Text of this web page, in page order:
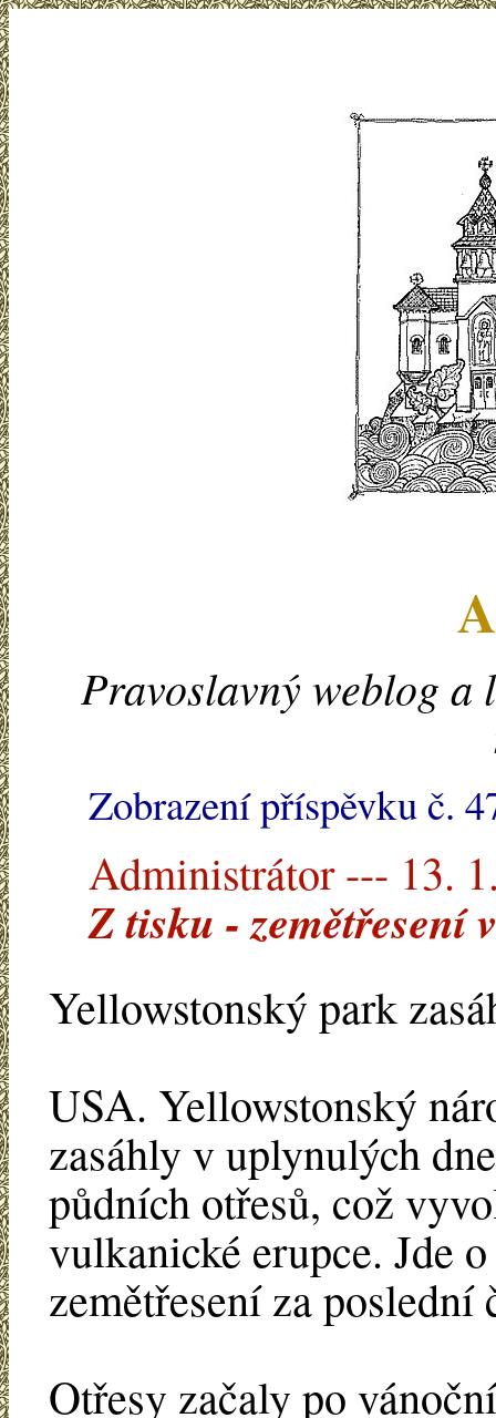
Pravoslavný weblog a
Zobrazení příspěvku č.
Administrátor --- 13.
Z tisku - zemětřesení
Yellowstonský park
USA. Yellowstonský
zasáhly v uplynulých
půdních otřesů, což
vulkanické erupce. Jde
zemětřesení za
Otřesy začaly po